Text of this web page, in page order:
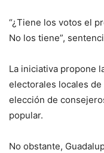
“¿Tiene los votos el
No los tiene”,
La iniciativa propone
electorales locales
elección de
popular.
No obstante,